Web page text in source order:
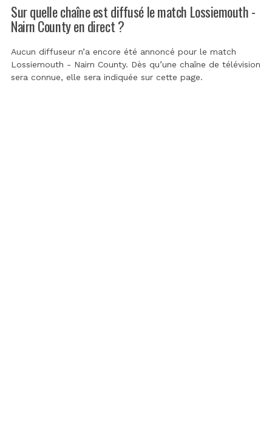
Sur quelle chaîne est diffusé le match Lossiemouth -
Nairn County en direct ?
Aucun diffuseur n’a encore été annoncé pour le match
Lossiemouth - Nairn County. Dès qu’une chaîne de télévision
sera connue, elle sera indiquée sur cette page.